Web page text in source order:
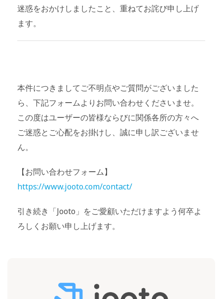
迷惑をおかけしましたこと、重ねてお詫び申し上げ
ます。
本件につきましてご不明点やご質問がございました
ら、下記フォームよりお問い合わせくださいませ。
この度はユーザーの皆様ならびに関係各所の方々へ
ご迷惑とご心配をお掛けし、誠に申し訳ございませ
ん。
【お問い合わせフォーム】
https://www.jooto.com/contact/
引き続き「Jooto」をご愛顧いただけますよう何卒よ
ろしくお願い申し上げます。